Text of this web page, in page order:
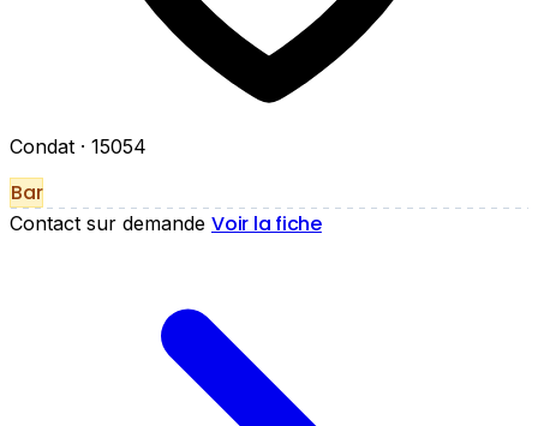
Condat · 15054
Bar
Contact sur demande Voir la fiche